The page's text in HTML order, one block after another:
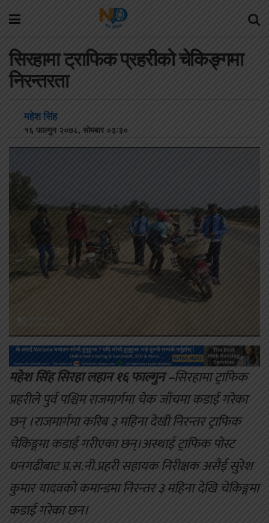
सिरहामा ट्राफिक प्रहरीको चेकिङ्गमा
निरन्तरता
महेश सिंह
१६ फाल्गुन २०७८, सोमबार ०३:३०
महेश सिंह सिरहा लहान १६ फाल्गुन –सिरहामा ट्राफिक
प्रहरीले पुर्व पश्चिम राजमार्गमा चेक जाँचमा कडाई गरेका
छन् ।राजमार्गमा करिब ३ महिना देखी निरन्तर ट्राफिक
चेकिङ्गमा कडाई गरीएका छन्।अस्थाई ट्राफिक पोस्ट
धनगढीबाट प्र.स.नी.प्रहरी सहायक निरीक्षक असैई सुरेश
कुमार यादवको कमान्डमा निरन्तर ३ महिना देखि चेकिङ्गमा
कडाई गरेका छन।